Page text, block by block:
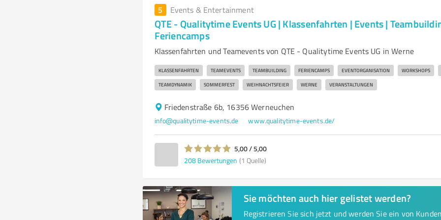
5 Events & Entertainment
QTE - Qualitytime Events UG | Klassenfahrten | Events |
Feriencamps
Klassenfahrten und Teamevents von QTE - Qualitytime Events UG in Werne
KLASSENFAHRTEN TEAMEVENTS TEAMBUILDING FERIENCAMPS EVENTORGANISATION WORKSHOPS
TEAMDYNAMIK SOMMERFEST WEIHNACHTSFEIER WERNE VERANSTALTUNGEN
Friedenstraße 6b, 16356 Werneuchen
info@qualitytime-events.de www.qualitytime-events.de/
5,00 / 5,00
208 Bewertungen (1 Quelle)
Sie möchten auch hier gelistet werden?
Registrieren Sie sich jetzt und werden Sie ein von